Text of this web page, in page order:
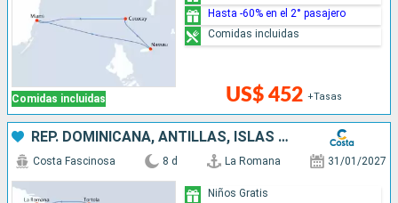
Buscar
Comidas incluidas US$ 452 +Tasas
Hasta -60% en el 2° pasajero
Comidas incluidas
REP. DOMINICANA, ANTILLAS, ISLAS VÍRGENES
Costa Fascinosa 8 d La Romana 31/01/2027
Niños Gratis